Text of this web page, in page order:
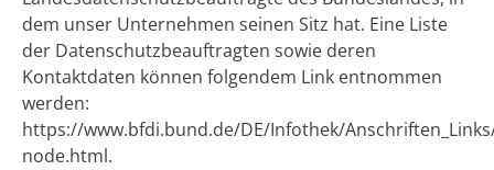
dem unser Unternehmen seinen Sitz hat. Eine Liste
der Datenschutzbeauftragten sowie deren
Kontaktdaten können folgendem Link entnommen
werden:
https://www.bfdi.bund.de/DE/Infothek/
node.html.